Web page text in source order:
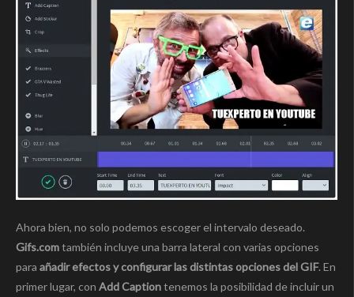
Ahora bien, no solo podemos escoger el intervalo deseado.
Gifs.comtambién incluye una barra lateral con varias opciones
para añadir efectos y configurar las distintas opciones del GIF. En
primer lugar, con Add Captiontenemos la posibilidad de incluir un